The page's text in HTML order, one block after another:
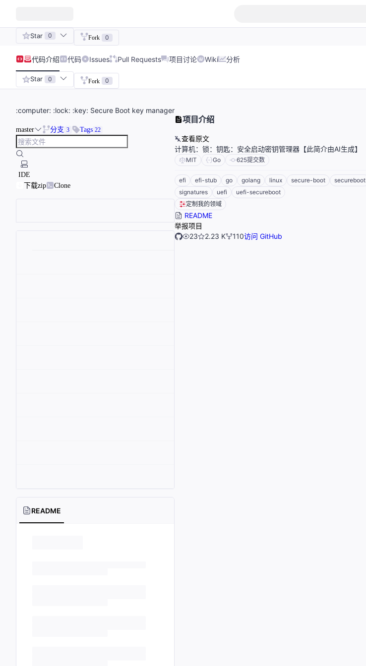
Star 0 Fork 0
代码介绍 代码 Issues Pull Requests 项目讨论 Wiki 分析
Star 0 Fork 0
:computer: :lock: :key: Secure Boot key manager
master 分支 3 Tags 22
IDE
下载zip
Clone
README
项目介绍
查看原文
计算机：锁：钥匙：安全启动密钥管理器【此简介由AI生成】
MIT Go 625提交数
efi efi-stub go golang linux secure-boot
secureboot
signatures
uefi
uefi-secureboot
定制我的领域
README
举报项目
23
2.23 K 110访问 GitHub